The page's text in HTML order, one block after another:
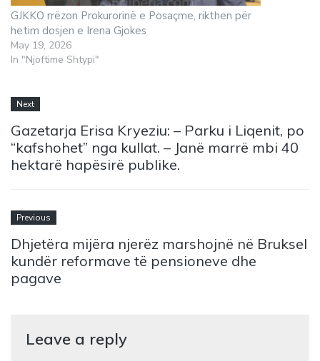
GJKKO rrëzon Prokurorinë e Posaçme, rikthen për
hetim dosjen e Irena Gjokes
May 19, 2026
In "Njoftime Shtypi"
Next
Gazetarja Erisa Kryeziu: – Parku i Liqenit, po
“kafshohet” nga kullat. – Janë marrë mbi 40
hektarë hapësirë publike.
Previous
Dhjetëra mijëra njerëz marshojnë në Bruksel
kundër reformave të pensioneve dhe
pagave
Leave a reply